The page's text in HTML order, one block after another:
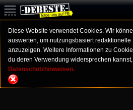
Diese Website verwendet Cookies. Wir
auswerten, um nutzungsbasiert redaktionelle
anzuzeigen. Weitere Informationen zu
du deren Verwendung widersprechen
Datenschutzhinweisen.